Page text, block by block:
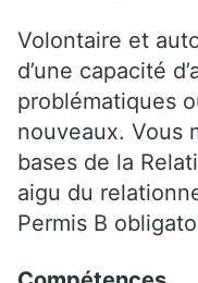
Volontaire et
d’une capacité
problématiques
nouveaux. Vous
bases de la
aigu du
Permis B